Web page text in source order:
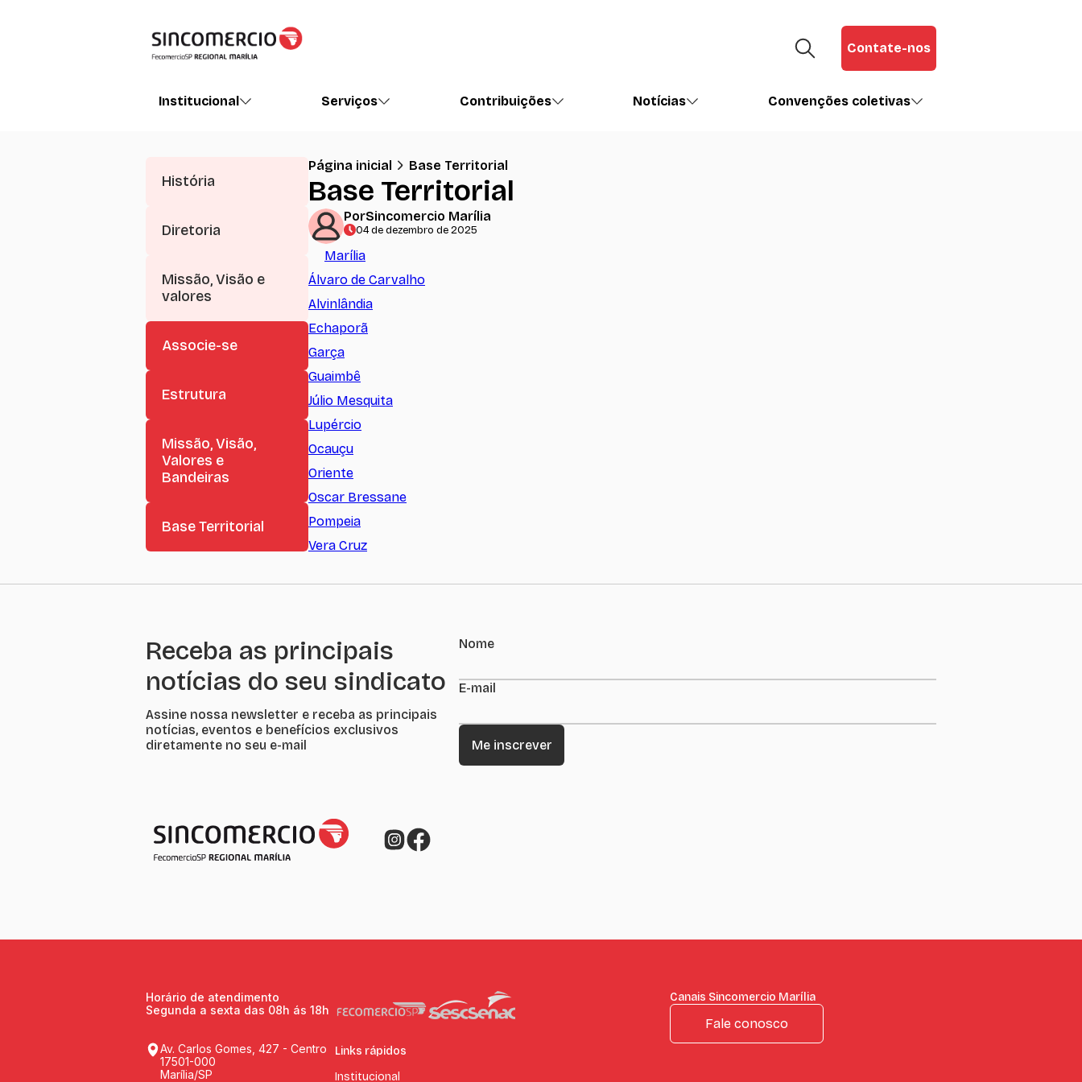
Contate-nos
Institucional Serviços Contribuições Notícias Convenções coletivas
História
Diretoria
Missão, Visão e
valores
Associe-se
Estrutura
Missão, Visão,
Valores e
Bandeiras
Base Territorial
Página inicial Base Territorial
Base Territorial
PorSincomercio Marília
04 de dezembro de 2025
Marília
Álvaro de Carvalho
Alvinlândia
Echaporã
Garça
Guaimbê
Júlio Mesquita
Lupércio
Ocauçu
Oriente
Oscar Bressane
Pompeia
Vera Cruz
Receba as principais
notícias do seu sindicato
Assine nossa newsletter e receba as principais
notícias, eventos e benefícios exclusivos
diretamente no seu e-mail
Nome
E-mail
Horário de atendimento
Segunda a sexta das 08h ás 18h
Av. Carlos Gomes, 427 - Centro
17501-000
Marília/SP
Links rápidos
Institucional
Canais Sincomercio Marília
Fale conosco